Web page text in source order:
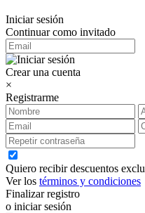
Iniciar sesión
Continuar como invitado
Crear una cuenta
×
Registrarme
Quiero recibir descuentos
Ver los términos y condiciones
Finalizar registro
o iniciar sesión